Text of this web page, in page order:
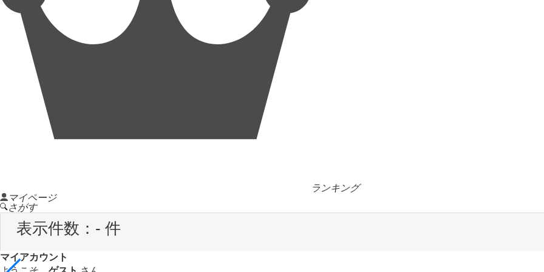
ランキング
マイページ
さがす
表示件数： - 件
マイアカウント